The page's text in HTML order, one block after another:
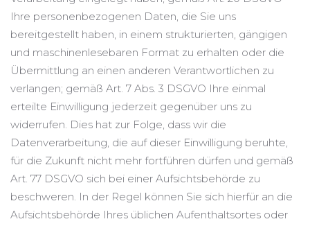
Ihre personenbezogenen Daten, die Sie uns
bereitgestellt haben, in einem strukturierten, gängigen
und maschinenlesebaren Format zu erhalten oder die
Übermittlung an einen anderen Verantwortlichen zu
verlangen; gemäß Art. 7 Abs. 3 DSGVO Ihre einmal
erteilte Einwilligung jederzeit gegenüber uns zu
widerrufen. Dies hat zur Folge, dass wir die
Datenverarbeitung, die auf dieser Einwilligung beruhte,
für die Zukunft nicht mehr fortführen dürfen und gemäß
Art. 77 DSGVO sich bei einer Aufsichtsbehörde zu
beschweren. In der Regel können Sie sich hierfür an die
Aufsichtsbehörde Ihres üblichen Aufenthaltsortes oder